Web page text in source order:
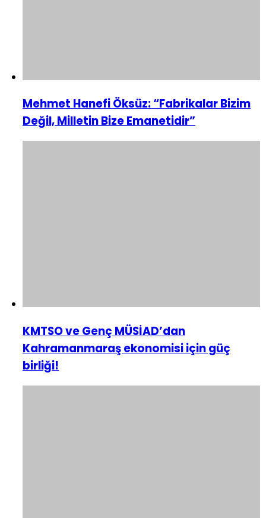
Mehmet Hanefi Öksüz: “Fabrikalar Bizim
Değil, Milletin Bize Emanetidir”
KMTSO ve Genç MÜSİAD’dan
Kahramanmaraş ekonomisi için güç
birliği!